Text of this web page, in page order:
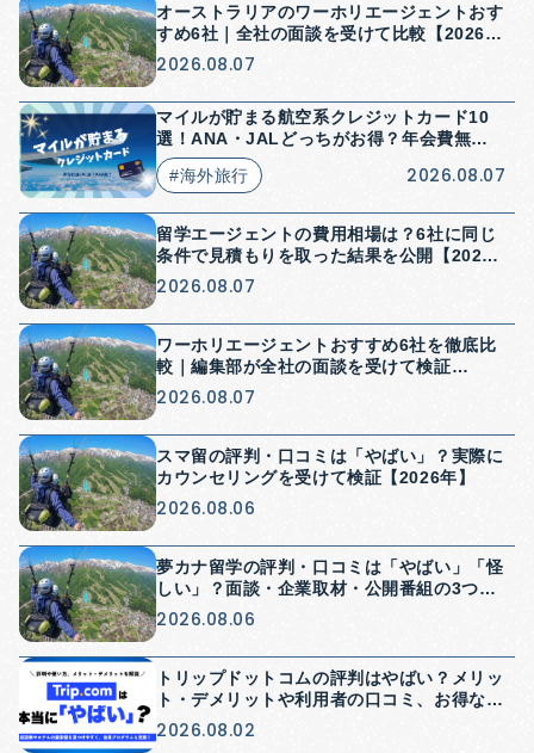
オーストラリアのワーホリエージェントおす
すめ6社｜全社の面談を受けて比較【2026
年】
2026.08.07
マイルが貯まる航空系クレジットカード10
選！ANA・JALどっちがお得？年会費無料
はある？
#海外旅行
2026.08.07
留学エージェントの費用相場は？6社に同じ
条件で見積もりを取った結果を公開【2026
年】
2026.08.07
ワーホリエージェントおすすめ6社を徹底比
較｜編集部が全社の面談を受けて検証
【2026年】
2026.08.07
スマ留の評判・口コミは「やばい」？実際に
カウンセリングを受けて検証【2026年】
2026.08.06
夢カナ留学の評判・口コミは「やばい」「怪
しい」？面談・企業取材・公開番組の3つか
ら検証【2026年】
2026.08.06
トリップドットコムの評判はやばい？メリッ
ト・デメリットや利用者の口コミ、お得な使
い方を解説
2026.08.02